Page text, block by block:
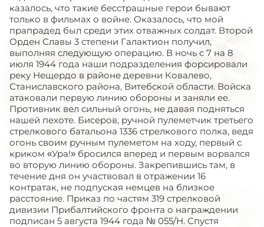
казалось, что такие бесстрашные герои бывают
только в фильмах о войне. Оказалось, что мой
прапрадед был среди этих отважных солдат. Второй
Орден Славы 3 степени Галактион получил,
выполняя следующую операцию. В ночь с 7 на 8
июля 1944 года наши подразделения форсировали
реку Нещердо в районе деревни Ковалево,
Станиславского района, Витебской области. Войска
атаковали первую линию обороны и заняли ее.
Противник вел сильный огонь, не давая подняться
нашей пехоте. Бисеров, ручной пулеметчик третьего
стрелкового батальона 1336 стрелкового полка, ведя
огонь своим ручным пулеметом на ходу, первый с
криком «Ура!» бросился вперед и первым ворвался
во вторую линию обороны. Закрепившись там, в
течение дня он участвовал в отражении 16
контратак, не подпуская немцев на близкое
расстояние. Приказ по частям 319 стрелковой
дивизии Прибалтийского фронта о награждении
подписан 5 августа 1944 года № 055/Н. Спустя